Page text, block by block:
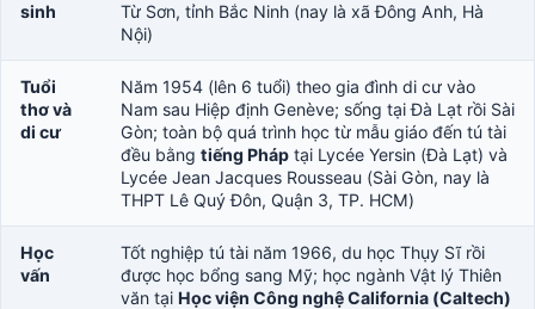
sinh
Từ Sơn, tỉnh Bắc Ninh (nay là xã Đông Anh, Hà
Nội)
Tuổi
thơ và
di cư
Năm 1954 (lên 6 tuổi) theo gia đình di cư vào
Nam sau Hiệp định Genève; sống tại Đà Lạt rồi Sài
Gòn; toàn bộ quá trình học từ mẫu giáo đến tú tài
đều bằng tiếng Pháp tại Lycée Yersin (Đà Lạt) và
Lycée Jean Jacques Rousseau (Sài Gòn, nay là
THPT Lê Quý Đôn, Quận 3, TP. HCM)
Học
vấn
Tốt nghiệp tú tài năm 1966, du học Thụy Sĩ rồi
được học bổng sang Mỹ; học ngành Vật lý Thiên
văn tại Học viện Công nghệ California (Caltech)